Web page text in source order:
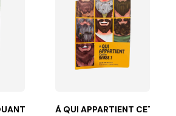
à prendre soin de leur...
— L´NOUVEAU TESTMENT
À QUI APPARTIENT CETTE